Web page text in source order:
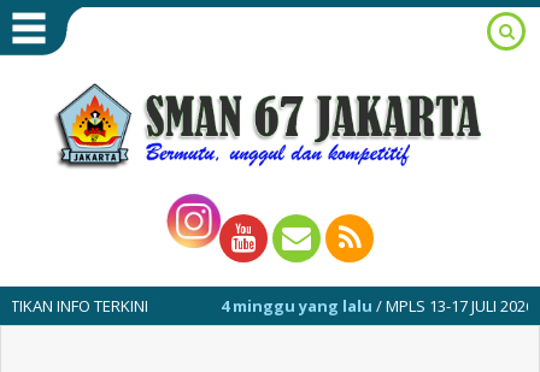
INFO TERKINI 4 minggu yang lalu/ MPLS 13-17 JULI 2026